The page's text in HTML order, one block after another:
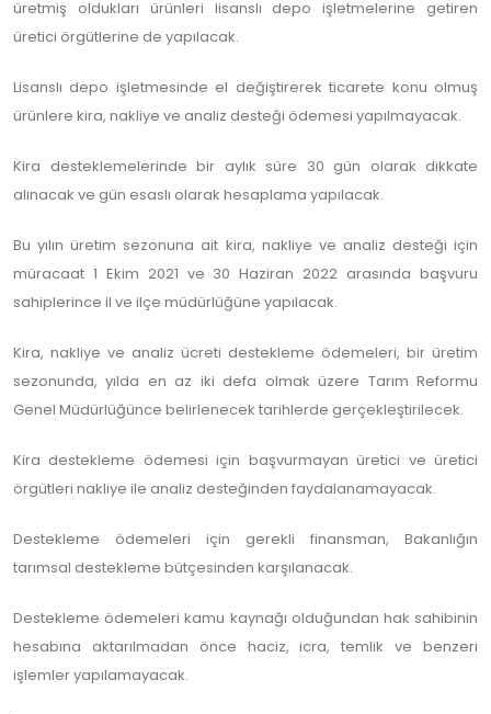
üretmiş oldukları ürünleri lisanslı depo işletmelerine getiren
üretici örgütlerine de yapılacak.
Lisanslı depo işletmesinde el değiştirerek ticarete konu olmuş
ürünlere kira, nakliye ve analiz desteği ödemesi yapılmayacak.
Kira desteklemelerinde bir aylık süre 30 gün olarak dikkate
alınacak ve gün esaslı olarak hesaplama yapılacak.
Bu yılın üretim sezonuna ait kira, nakliye ve analiz desteği için
müracaat 1 Ekim 2021 ve 30 Haziran 2022 arasında başvuru
sahiplerince il ve ilçe müdürlüğüne yapılacak.
Kira, nakliye ve analiz ücreti destekleme ödemeleri, bir üretim
sezonunda, yılda en az iki defa olmak üzere Tarım Reformu
Genel Müdürlüğünce belirlenecek tarihlerde gerçekleştirilecek.
Kira destekleme ödemesi için başvurmayan üretici ve üretici
örgütleri nakliye ile analiz desteğinden faydalanamayacak.
Destekleme ödemeleri için gerekli finansman, Bakanlığın
tarımsal destekleme bütçesinden karşılanacak.
Destekleme ödemeleri kamu kaynağı olduğundan hak sahibinin
hesabına aktarılmadan önce haciz, icra, temlik ve benzeri
işlemler yapılamayacak.